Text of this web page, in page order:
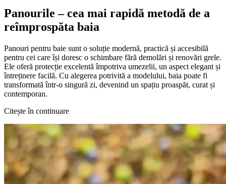
Panourile – cea mai rapidă metodă de a
reîmprospăta baia
Panouri pentru baie sunt o soluție modernă, practică și accesibilă
pentru cei care își doresc o schimbare fără demolări și renovări grele.
Ele oferă protecție excelentă împotriva umezelii, un aspect elegant și
întreținere facilă. Cu alegerea potrivită a modelului, baia poate fi
transformată într-o singură zi, devenind un spațiu proaspăt, curat și
contemporan.
Citește în continuare